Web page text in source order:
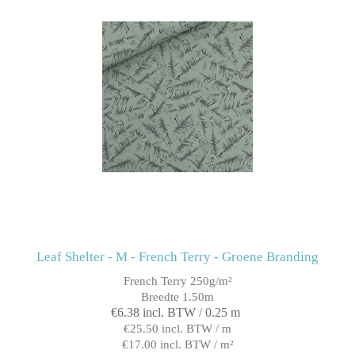
Leaf Shelter - M - French Terry - Groene Branding
French Terry 250g/m²
Breedte 1.50m
€6.38 incl. BTW / 0.25 m
€25.50 incl. BTW / m
€17.00 incl. BTW / m²